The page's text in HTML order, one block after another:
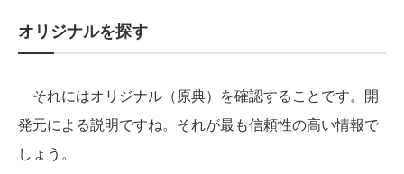
オリジナルを探す
それにはオリジナル（原典）を確認することです。開
発元による説明ですね。それが最も信頼性の高い情報で
しょう。